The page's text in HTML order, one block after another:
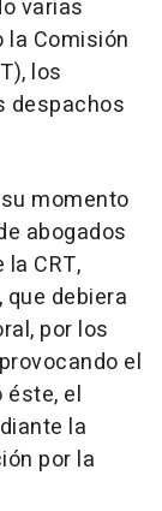
varias
la Comisión
los
despachos
momento
abogados
CRT,
debiera
por los
el
el
la
por la